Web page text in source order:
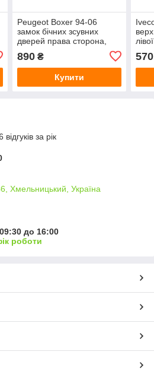
Peugeot Boxer 94-06
замок бічних зсувних
дверей права сторона,
890₴
Купити
570
за рік
Хмельницький, Україна
до 16:00
роботи